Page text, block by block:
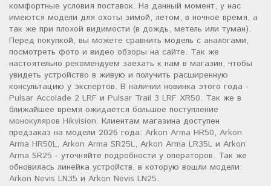
комфортные условия поставок. На данный момент, у нас
имеются модели для охоты зимой, летом, в ночное время, а
так же при плохой видимости (в дождь, метель или туман).
Перед покупкой, вы можете сравнить модель с аналогами,
посмотреть фото и видео обзоры на сайте. Так же
настоятельно рекомендуем заехать к нам в магазин, чтобы
увидеть устройство в живую и получить расширенную
консультацию у экспертов. В наличии новинка этого года -
Pulsar Accolade 2 LRF и Pulsar Trail 3 LRF XR50. Так же в
ближайшее время ожидается большое поступление
монокуляров Hikvision. Клиентам магазина доступен
предзаказ на модели 2026 года: Arkon Arma HR50, Arkon
Arma HR50L, Arkon Arma SR25L, Arkon Arma LR35L и Arkon
Arma SR25 - уточняйте подробности у операторов. Так же
обновилась линейка устройств, в которую вошли модели:
Arkon Nevis LN35 и Arkon Nevis LN25.